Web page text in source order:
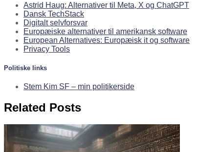
Astrid Haug: Alternativer til Meta, X og ChatGPT
Dansk TechStack
Digitalt selvforsvar
Europæiske alternativer til amerikansk software
European Alternatives: Europæisk it og software
Privacy Tools
Politiske links
Stem Kim SF – min politikerside
Related Posts